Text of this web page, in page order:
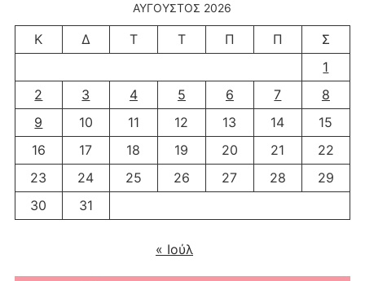
ΑΎΓΟΥΣΤΟΣ 2026
Κ Δ Τ Τ Π Π
Σ
1
2
3 4 5 6 7
8
9
10 11 12 13 14
15
16
17 18 19 20 21
22
23
24 25 26 27 28
29
30
31
« Ιούλ